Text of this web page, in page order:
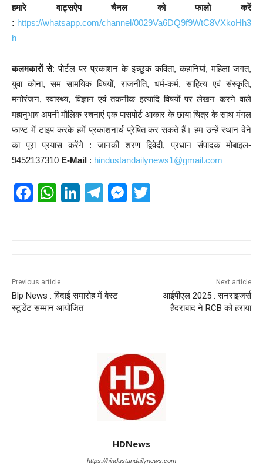
हमारे वाट्सऐप चैनल को फालो करें
: https://whatsapp.com/channel/0029Va6DQ9f9WtC8VXkoHh3
h
कलमकारों से: पोर्टल पर प्रकाशन के इच्छुक कविता, कहानियां, महिला जगत,
युवा कोना, सम सामयिक विषयों, राजनीति, धर्म-कर्म, साहित्य एवं संस्कृति,
मनोरंजन, स्वास्थ्य, विज्ञान एवं तकनीक इत्यादि विषयों पर लेखन करने वाले
महानुभाव अपनी मौलिक रचनाएं एक पासपोर्ट आकार के छाया चित्र के साथ मंगल
फाण्ट में टाइप करके हमें प्रकाशनार्थ प्रेषित कर सकते हैं। हम उन्हें स्थान देने
का पूरा प्रयास करेंगे : जानकी शरण द्विवेदी, प्रधान संपादक मोबाइल-
9452137310 E-Mail : hindustandailynews1@gmail.com
F
o
o
W
p
p
Li
n
T
m
M
Previous article
Blp News : विदाई समारोह में बेस्ट
स्टूडेंट सम्मान आयोजित
Next article
आईपीएल 2025 : सनराइजर्स
हैदराबाद ने RCB को हराया
HDNews
https://hindustandailynews.com